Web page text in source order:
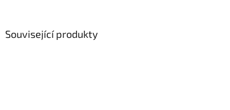
Související produkty